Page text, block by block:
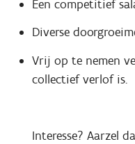
Een competitief
Diverse
Vrij op te nemen
collectief verlof is.
Interesse? Aarzel